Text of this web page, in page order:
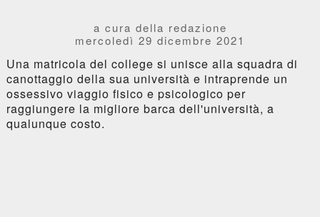
a cura della redazione
mercoledì 29 dicembre 2021
Una matricola del college si unisce alla squadra di
canottaggio della sua università e intraprende un
ossessivo viaggio fisico e psicologico per
raggiungere la migliore barca dell'università, a
qualunque costo.